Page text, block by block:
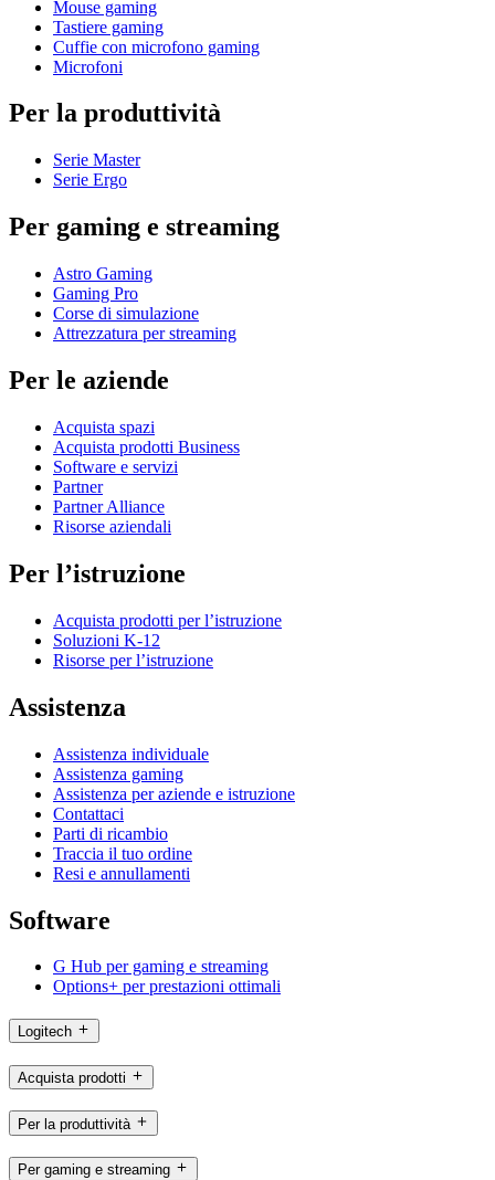
Mouse gaming
Tastiere gaming
Cuffie con microfono gaming
Microfoni
Per la produttività
Serie Master
Serie Ergo
Per gaming e streaming
Astro Gaming
Gaming Pro
Corse di simulazione
Attrezzatura per streaming
Per le aziende
Acquista spazi
Acquista prodotti Business
Software e servizi
Partner
Partner Alliance
Risorse aziendali
Per l’istruzione
Acquista prodotti per l’istruzione
Soluzioni K-12
Risorse per l’istruzione
Assistenza
Assistenza individuale
Assistenza gaming
Assistenza per aziende e istruzione
Contattaci
Parti di ricambio
Traccia il tuo ordine
Resi e annullamenti
Software
G Hub per gaming e streaming
Options+ per prestazioni ottimali
Logitech
Acquista prodotti
Per la produttività
Per gaming e streaming